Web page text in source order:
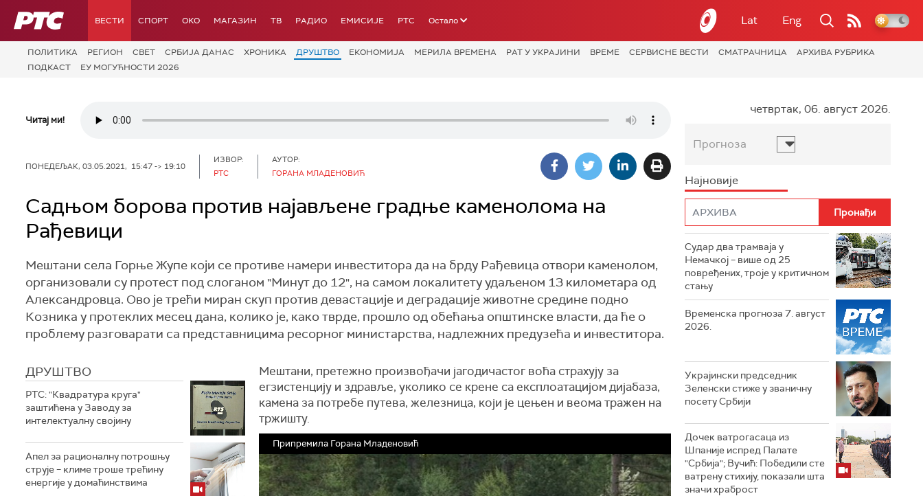
РТС ВЕСТИ СПОРТ OKO МАГАЗИН ТВ РАДИО ЕМИСИЈЕ РТС Остало Lat Eng
ПОЛИТИКА РЕГИОН СВЕТ СРБИЈА ДАНАС ХРОНИКА ДРУШТВО ЕКОНОМИЈА МЕРИЛА ВРЕМЕНА РАТ У УКРАЈИНИ ВРЕМЕ СЕРВИСНЕ ВЕСТИ СМАТРАЧНИЦА
АРХИВА РУБРИКА
ПОДКАСТ
ЕУ МОГУЋНОСТИ 2026
Читај ми!
ПОНЕДЕЉАК, 03.05.2021, 15:47 -> 19:10
ИЗВОР:
РТС
АУТОР:
ГОРАНА МЛАДЕНОВИЋ
Садњом борова против најављене градње каменолома на
Рађевици
Мештани села Горње Жупе који се противе намери инвеститора да на брду Рађевица отвори каменолом,
организовали су протест под слоганом "Минут до 12", на самом локалитету удаљеном 13 километара од
Александровца. Ово је трећи миран скуп против девастације и деградације животне средине подно
Козника у протеклих месец дана, колико је, како тврде, прошло од обећања општинске власти, да ће о
проблему разговарати са представницима ресорног министарства, надлежних предузећа и инвеститора.
ДРУШТВО
РТС: "Квадратура круга"
заштићена у Заводу за
интелектуалну својину
Апел за рационалну потрошњу
струје – климе троше трећину
енергије у домаћинствима
Мештани, претежно произвођачи јагодичастог воћа страхују за
егзистенцију и здравље, уколико се крене са експлоатацијом дијабаза,
камена за потребе путева, железница, који је цењен и веома тражен на
тржишту.
Припремила Горана Младеновић
четвртак, 06. август 2026.
Прогноза
Најновије
Судар два трамваја у
Немачкој – више од 25
повређених, троје у критичном
стању
Временска прогноза 7. август
2026.
Украјински председник
Зеленски стиже у званичну
посету Србији
Дочек ватрогасаца из
Шпаније испред Палате
"Србија"; Вучић: Победили сте
ватрену стихију, показали шта
значи храброст